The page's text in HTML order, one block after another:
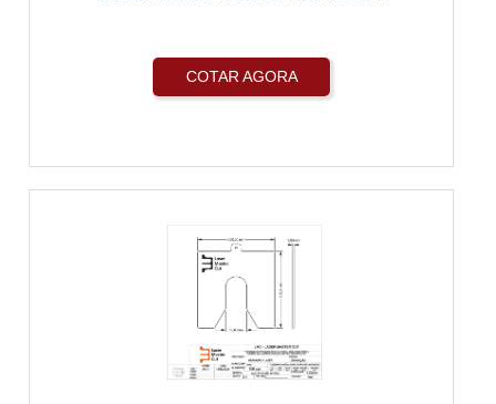
COTAR AGORA